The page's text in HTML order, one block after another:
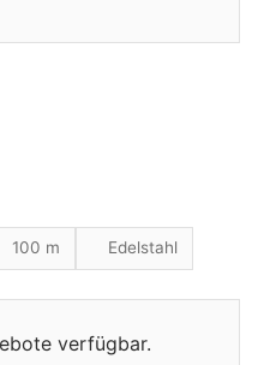
100 m Edelstahl
verfügbar.